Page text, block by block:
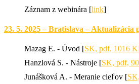
Záznam z webinára [link]
23. 5. 2025 – Bratislava – Aktualizácia
Mazag E. - Úvod [SK, pdf, 1016
Hanzlová S. - Nástroje [SK, pdf,
Junášková A. - Meranie cieľov [